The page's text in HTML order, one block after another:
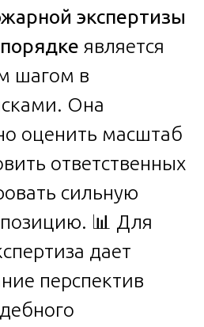
экспертизы
является
шагом в
Она
оценить масштаб
ответственных
сильную
📊 Для
дает
перспектив